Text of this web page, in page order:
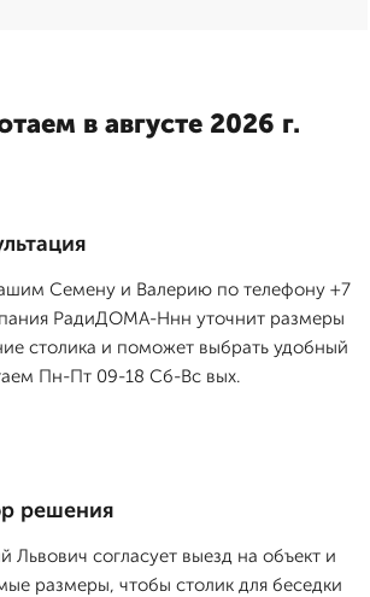
в августе 2026 г.
Семену и Валерию по телефону +7
РадиДОМА-Ннн уточнит размеры
столика и поможет выбрать удобный
Пн-Пт 09-18 Сб-Вс вых.
решения
согласует выезд на объект и
размеры, чтобы столик для беседки